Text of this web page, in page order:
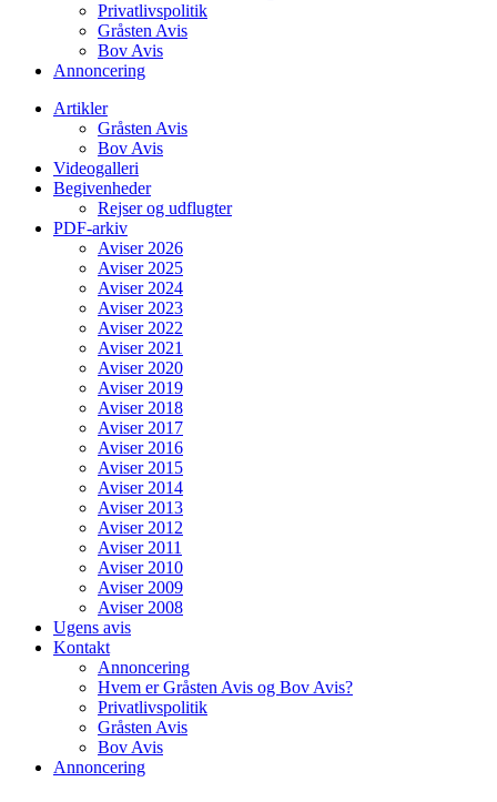
Privatlivspolitik
Gråsten Avis
Bov Avis
Annoncering
Artikler
Gråsten Avis
Bov Avis
Videogalleri
Begivenheder
Rejser og udflugter
PDF-arkiv
Aviser 2026
Aviser 2025
Aviser 2024
Aviser 2023
Aviser 2022
Aviser 2021
Aviser 2020
Aviser 2019
Aviser 2018
Aviser 2017
Aviser 2016
Aviser 2015
Aviser 2014
Aviser 2013
Aviser 2012
Aviser 2011
Aviser 2010
Aviser 2009
Aviser 2008
Ugens avis
Kontakt
Annoncering
Hvem er Gråsten Avis og Bov Avis?
Privatlivspolitik
Gråsten Avis
Bov Avis
Annoncering